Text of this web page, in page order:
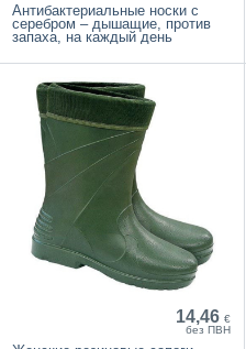
Антибактериальные носки с
серебром – дышащие, против
запаха, на каждый день
14,46 €
без ПВН